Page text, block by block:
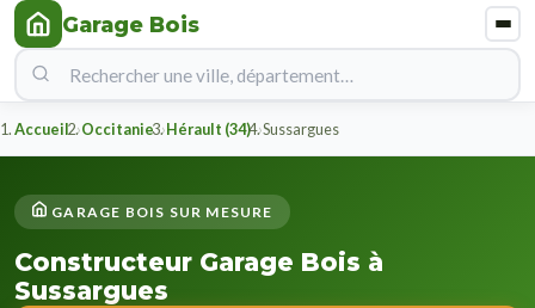
Garage Bois
Accueil Occitanie Hérault (34) Sussargues
GARAGE BOIS SUR MESURE
Constructeur Garage Bois à
Sussargues